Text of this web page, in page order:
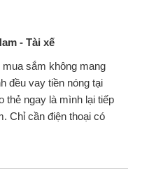
- Tài xế
mua sắm không mang
đều vay tiền nóng tại
thẻ ngay là mình lại tiếp
Chỉ cần điện thoại có